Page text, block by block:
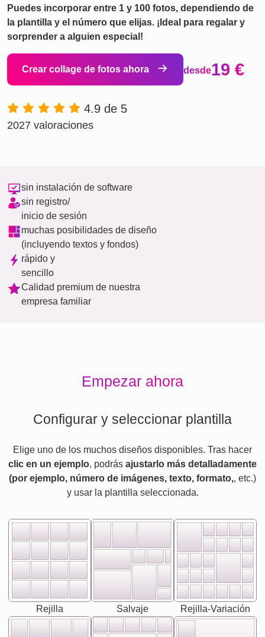
Puedes incorporar entre 1 y 100 fotos, dependiendo de
la plantilla y el número que elijas. ¡Ideal para regalar y
sorprender a alguien especial!
Crear collage de fotos ahora desde19 €
4.9 de 5
2027 valoraciones
sin instalación de software
sin registro/
inicio de sesión
muchas posibilidades de diseño
(incluyendo textos y fondos)
rápido y
sencillo
Calidad premium de nuestra
empresa familiar
Empezar ahora
Configurar y seleccionar plantilla
Elige uno de los muchos diseños disponibles. Tras hacer
clic en un ejemplo, podrás ajustarlo más detalladamente
(por ejemplo, número de imágenes, texto, formato,, etc.)
y usar la plantilla seleccionada.
Rejilla Salvaje Rejilla-Variación